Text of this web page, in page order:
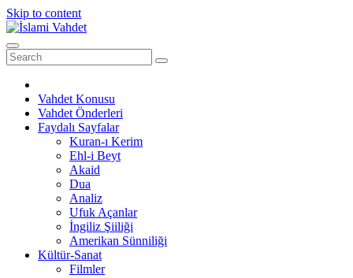
Skip to content
Vahdet Konusu
Vahdet Önderleri
Faydalı Sayfalar
Kuran-ı Kerim
Ehl-i Beyt
Akaid
Dua
Analiz
Ufuk Açanlar
İngiliz Şiiliği
Amerikan Sünniliği
Kültür-Sanat
Filmler